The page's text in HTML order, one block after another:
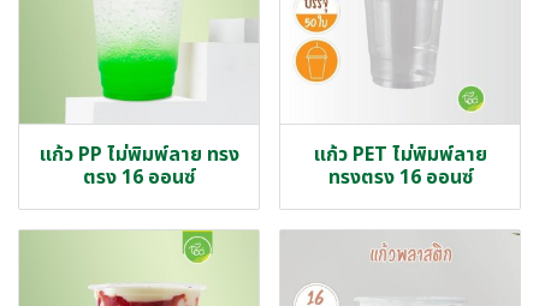
แก้ว PP ไม่พิมพ์ลาย ทรง
ตรง 16 ออนซ์
แก้ว PET ไม่พิมพ์ลาย
ทรงตรง 16 ออนซ์